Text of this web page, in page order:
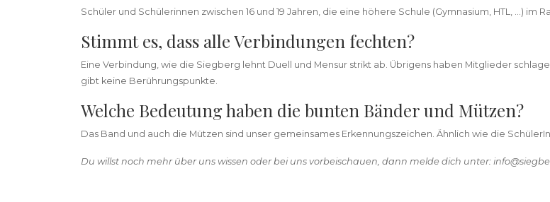
Schüler und Schülerinnen zwischen 16 und 19 Jahren, die eine höhere Schule (Gymnasium, HTL, …) im
Stimmt es, dass alle Verbindungen fechten?
Eine Verbindung, wie die Siegberg lehnt Duell und Mensur strikt ab. Übrigens haben Mitglieder
gibt keine Berührungspunkte.
Welche Bedeutung haben die bunten Bänder und Mützen?
Das Band und auch die Mützen sind unser gemeinsames Erkennungszeichen. Ähnlich wie die
Du willst noch mehr über uns wissen oder bei uns vorbeischauen, dann melde dich unter: